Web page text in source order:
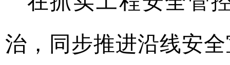
治，同步推进沿线安